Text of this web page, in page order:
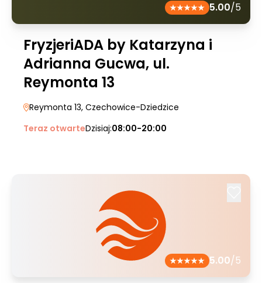
5.00/5
FryzjeriADA by Katarzyna i
Adrianna Gucwa, ul.
Reymonta 13
Reymonta 13, Czechowice-Dziedzice
Teraz otwarteDzisiaj:08:00-20:00
5.00/5